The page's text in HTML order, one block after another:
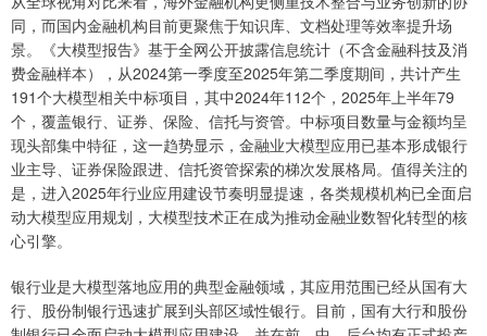
同，而国内金融机构目前更聚焦于知识库、文档处理等效率提升场
景。《大模型报告》基于全网公开披露信息统计（不含金融科技及消
费金融样本），从2024第一季度至2025年第二季度期间，共计产生
191个大模型相关中标项目，其中2024年112个，2025年上半年79
个，覆盖银行、证券、保险、信托与资管。中标项目数量与金额均呈
现头部集中特征，这一趋势显示，金融业大模型应用已基本形成银行
业主导、证券保险跟进、信托资管探索的梯次发展格局。值得关注的
是，进入2025年行业应用建设节奏明显提速，各类规模机构已全面启
动大模型应用规划，大模型技术正在成为推动金融业数智化转型的核
心引擎。
银行业是大模型落地应用的典型金融领域，其应用范围已经从国有大
行、股份制银行迅速扩展到头部区域性银行。目前，国有大行和股份